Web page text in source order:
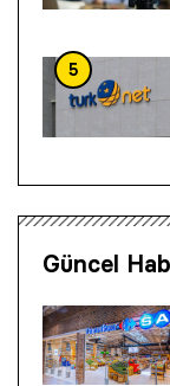
5
Güncel